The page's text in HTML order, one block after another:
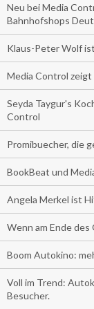
Neu bei Media
Bahnhofshops
Klaus-Peter Wolf
Media Control
Seyda Taygur's
Control
Promibuecher, die
BookBeat und
Angela Merkel ist
Wenn am Ende des
Boom Autokino:
Voll im Trend:
Besucher.